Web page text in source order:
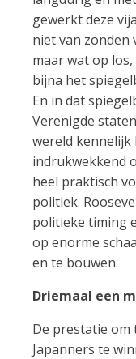
gewerkt deze
niet van zonden
maar wat op
bijna het
En in dat
Verenigde
wereld kennelijk
indrukwekkend
heel praktisch
politiek.
politieke timing
op enorme
en te bouwen.
Driemaal een
De prestatie om
Japanners te